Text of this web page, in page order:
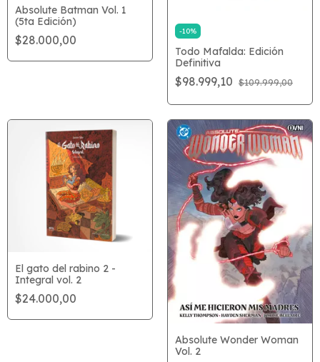
Absolute Batman Vol. 1
(5ta Edición)
$28.000,00
-10%
Todo Mafalda: Edición
Definitiva
$98.999,10 $109.999,00
El gato del rabino 2 -
Integral vol. 2
$24.000,00
Absolute Wonder Woman
Vol. 2